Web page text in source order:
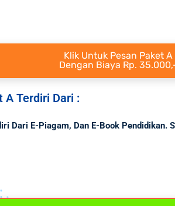
Klik Untuk Pesan Paket A
Dengan Biaya Rp.
A Terdiri Dari :
Dari E-Piagam, Dan E-Book Pendidikan.